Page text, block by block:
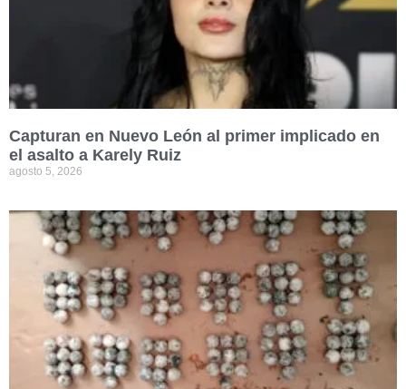
Capturan en Nuevo León al primer implicado en
el asalto a Karely Ruiz
agosto 5, 2026